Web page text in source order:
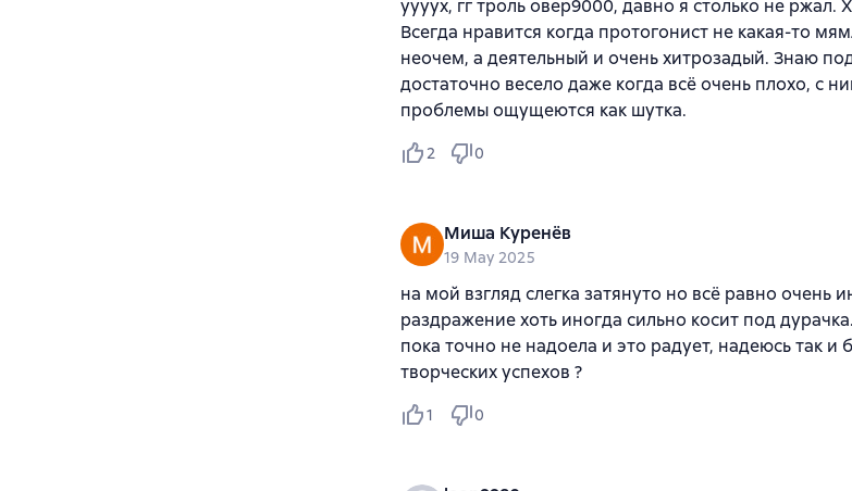
уууух, гг троль овер9000, давно я столько не ржал.
Всегда нравится когда протогонист не какая-то
неочем, а деятельный и очень хитрозадый. Знаю
достаточно весело даже когда всё очень плохо, с
проблемы ощущеются как шутка.
2 0
Миша Куренёв
19 May 2025
на мой взгляд слегка затянуто но всё равно очень
раздражение хоть иногда сильно косит под
пока точно не надоела и это радует, надеюсь так и
творческих успехов ?
1 0